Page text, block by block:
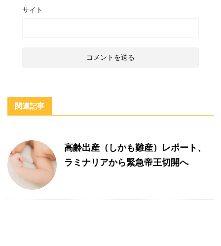
サイト
関連記事
高齢出産（しかも難産）レポート、
ラミナリアから緊急帝王切開へ